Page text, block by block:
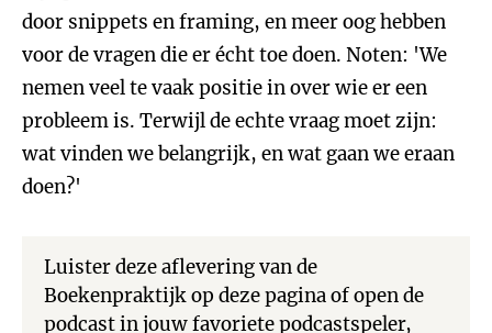
door snippets en framing, en meer oog hebben
voor de vragen die er écht toe doen. Noten: 'We
nemen veel te vaak positie in over wie er een
probleem is. Terwijl de echte vraag moet zijn:
wat vinden we belangrijk, en wat gaan we eraan
doen?'
Luister deze aflevering van de
Boekenpraktijk op deze pagina of open de
podcast in jouw favoriete podcastspeler,